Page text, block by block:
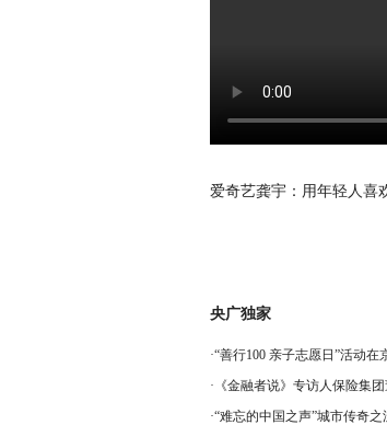
爱奇艺龚宇：用年轻人喜
央广独家
·“善行100 亲子志愿日”活动在
· 《金融者说》专访人保险集
·“难忘的中国之声”城市传奇之